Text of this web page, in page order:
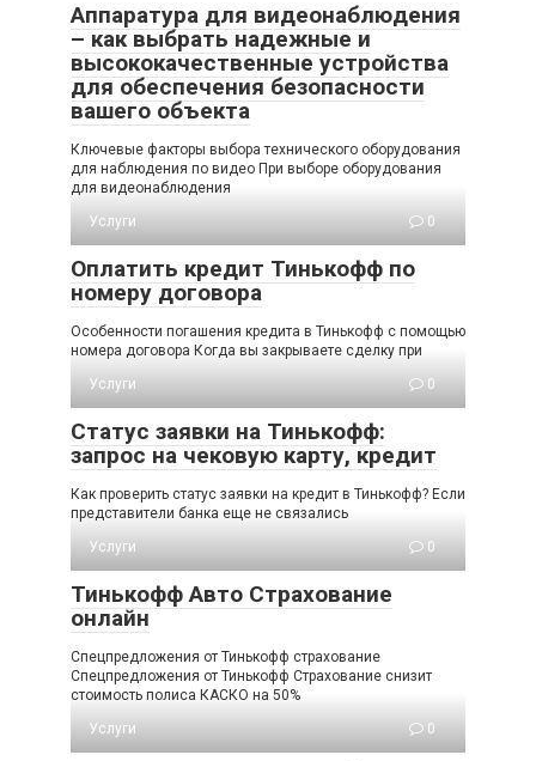
Аппаратура для видеонаблюдения
– как выбрать надежные и
высококачественные устройства
для обеспечения безопасности
вашего объекта
Ключевые факторы выбора технического оборудования
для наблюдения по видео При выборе оборудования
для видеонаблюдения
Услуги
0
Оплатить кредит Тинькофф по
номеру договора
Особенности погашения кредита в Тинькофф с помощью
номера договора Когда вы закрываете сделку при
Услуги
0
Статус заявки на Тинькофф:
запрос на чековую карту, кредит
Как проверить статус заявки на кредит в Тинькофф? Если
представители банка еще не связались
Услуги
0
Тинькофф Авто Страхование
онлайн
Cпецпредложения от Тинькофф страхование
Спецпредложения от Тинькофф Страхование снизит
стоимость полиса КАСКО на 50%
Услуги
0